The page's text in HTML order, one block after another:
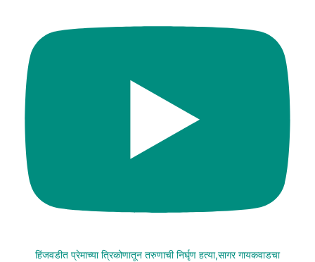
हिंजवडीत प्रेमाच्या त्रिकोणातून तरुणाची निर्घृण हत्या,सागर गायकवाडचा